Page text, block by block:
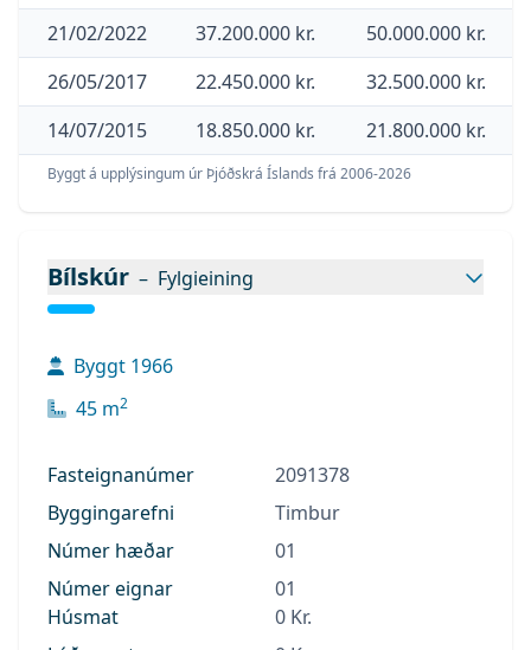
Hjónaherbergi: Nýlegt parket á gólfi
Barnaherbergi 1: Nýlegt parket á gólfi
Barnaherbergi 2: Nýlegt parket á gólfi,
fataherbergi innaf herbergi.
Baðherbergi: Flísalagt með upphengdu salerni
og baðkari með sturtu.
gert er ráð fyrir ísskáp í innréttingu.
Stofa/borðstofa: Nýlegt parket á gólfi, rúmgóð
Keflavíkur.
Þvottahús er rúmgott, gert er ráð fyrir
Bílgeymslan er með hita og rafmagni, herbergi
er í enda skúrs.
Töluvert hefur verið endurnýjað þ.á.m. ofnakerfi
og frárennslilagnir, af fyrri eiganda.
Lóðin er afgirt
21/02/2022 37.200.000 kr. 50.000.000 kr.
26/05/2017
22.450.000 kr. 32.500.000 kr.
14/07/2015
18.850.000 kr. 21.800.000 kr.
Byggt á upplýsingum úr Þjóðskrá Íslands frá 2006-2026
Bílskúr – Fylgieining
Byggt 1966
45 m2
Fasteignanúmer
2091378
Byggingarefni
Timbur
Númer hæðar
01
Númer eignar
01
Húsmat
0 Kr.